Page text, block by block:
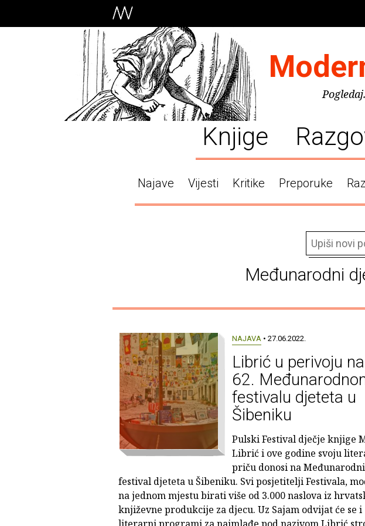
Knjige
Najave Vijesti Kritike Preporuke
Međunarodni
NAJAVA • 27.06.2022.
Librić u perivoju na
62.
festivalu djeteta u
Šibeniku
Pulski Festival dječje knjige
Librić i ove godine svoju
priču donosi na Međunarodni
festival djeteta u Šibeniku. Svi posjetitelji Festivala,
na jednom mjestu birati više od 3.000 naslova iz
književne produkcije za djecu. Uz Sajam odvijat će se i